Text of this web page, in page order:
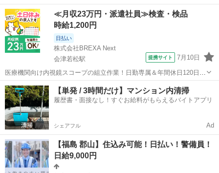
え、人が足りません。。。 職歴性別年齢問いません！ぜひお力をお貸
しください！ ［事務所住所］ 〒975-0027 福島県南相馬市原町区上北
高平字高松337-...
福島 南相馬市 軽作業 水道
≪月収23万円・派遣社員≫検査・検品
時給1,200円
日払い
株式会社BREXA Next
会津若松駅
提携サイト 7月10日
医療機関向け内視鏡スコープの組立作業！日勤専属＆年間休日120日
★◎20代～40代の男女活躍中！送迎あり！マイカー通勤OK◎無料駐車
場あり★日払いあり◎空調完備で快適作業！《福島県会津若松市》 人
気の工場のお仕事 ◇医療機...
福島 会津若松市 会津若松駅 その他
【単発 / 3時間だけ】マンション内清掃
履歴書・面接なし！すぐお給料がもらえるバイトアプリ
シェアフル Ad
【福島 郡山】住込み可能！日払い！警備員！
日給9,000円